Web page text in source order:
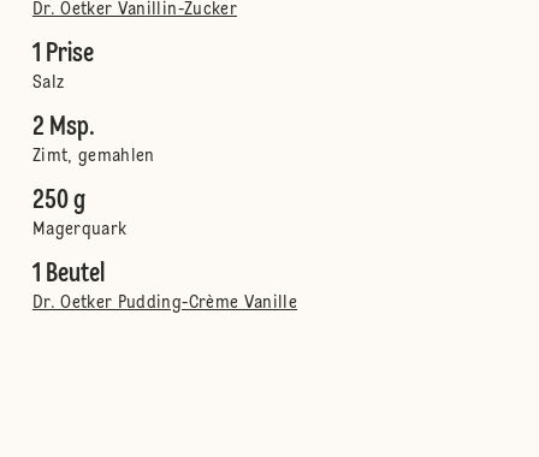
Dr. Oetker Vanillin-Zucker
1 Prise
Salz
2 Msp.
Zimt, gemahlen
250 g
Magerquark
1 Beutel
Dr. Oetker Pudding-Crème Vanille